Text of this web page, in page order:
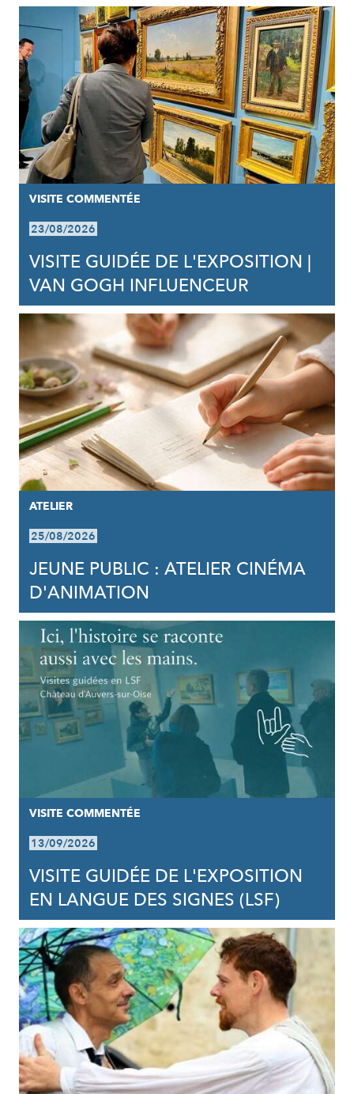
VISITE COMMENTÉE
23/08/2026
VISITE GUIDÉE DE L'EXPOSITION |
VAN GOGH INFLUENCEUR
ATELIER
25/08/2026
JEUNE PUBLIC : ATELIER CINÉMA
D'ANIMATION
VISITE COMMENTÉE
13/09/2026
VISITE GUIDÉE DE L'EXPOSITION
EN LANGUE DES SIGNES (LSF)